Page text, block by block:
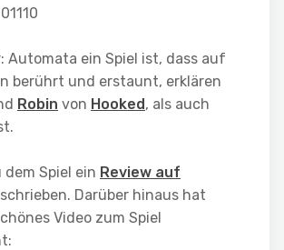
Automata ein Spiel ist, dass auf
berührt und erstaunt, erklären
Robin von Hooked, als auch
Spiel ein Review auf
Darüber hinaus hat
Video zum Spiel